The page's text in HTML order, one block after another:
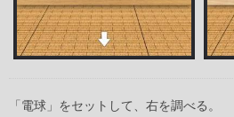
「電球」をセットして、右を調べる。